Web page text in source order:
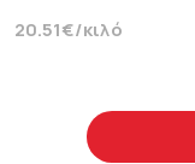
20.51€/κιλό